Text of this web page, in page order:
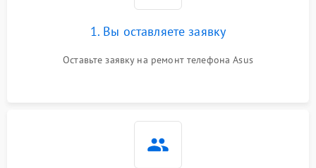
1. Вы оставляете заявку
Оставьте заявку на ремонт телефона Asus